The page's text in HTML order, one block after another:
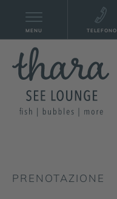
MENU TELEFONO
PRENOTAZIONE